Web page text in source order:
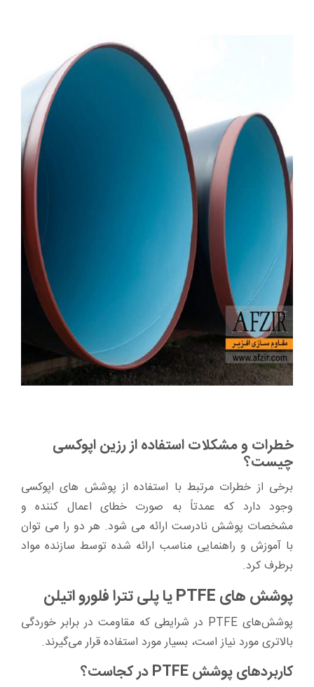
خطرات و مشکلات استفاده از رزین اپوکسی
چیست؟
برخی از خطرات مرتبط با استفاده از پوشش های اپوکسی
وجود دارد که عمدتاً به صورت خطای اعمال کننده و
مشخصات پوشش نادرست ارائه می شود. هر دو را می توان
با آموزش و راهنمایی مناسب ارائه شده توسط سازنده مواد
برطرف کرد.
پوشش های PTFE یا پلی تترا فلورو اتیلن
پوشش‌های PTFE در شرایطی که مقاومت در برابر خوردگی
بالاتری مورد نیاز است، بسیار مورد استفاده قرار می‌گیرند.
کاربردهای پوشش PTFE در کجاست؟